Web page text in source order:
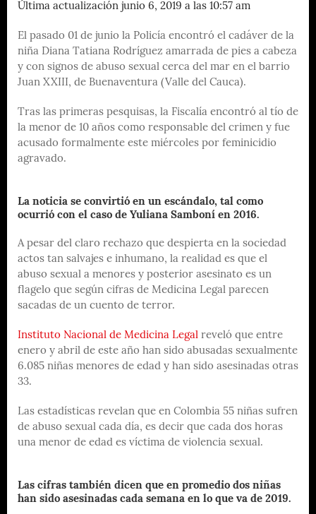
Última actualización junio 6, 2019 a las 10:57 am
El pasado 01 de junio la Policía encontró el cadáver de la
niña Diana Tatiana Rodríguez amarrada de pies a cabeza
y con signos de abuso sexual cerca del mar en el barrio
Juan XXIII, de Buenaventura (Valle del Cauca).
Tras las primeras pesquisas, la Fiscalía encontró al tío de
la menor de 10 años como responsable del crimen y fue
acusado formalmente este miércoles por feminicidio
agravado.
La noticia se convirtió en un escándalo, tal como
ocurrió con el caso de Yuliana Samboní en 2016.
A pesar del claro rechazo que despierta en la sociedad
actos tan salvajes e inhumano, la realidad es que el
abuso sexual a menores y posterior asesinato es un
flagelo que según cifras de Medicina Legal parecen
sacadas de un cuento de terror.
Instituto Nacional de Medicina Legal reveló que entre
enero y abril de este año han sido abusadas sexualmente
6.085 niñas menores de edad y han sido asesinadas otras
33.
Las estadísticas revelan que en Colombia 55 niñas sufren
de abuso sexual cada día, es decir que cada dos horas
una menor de edad es víctima de violencia sexual.
Las cifras también dicen que en promedio dos niñas
han sido asesinadas cada semana en lo que va de 2019.